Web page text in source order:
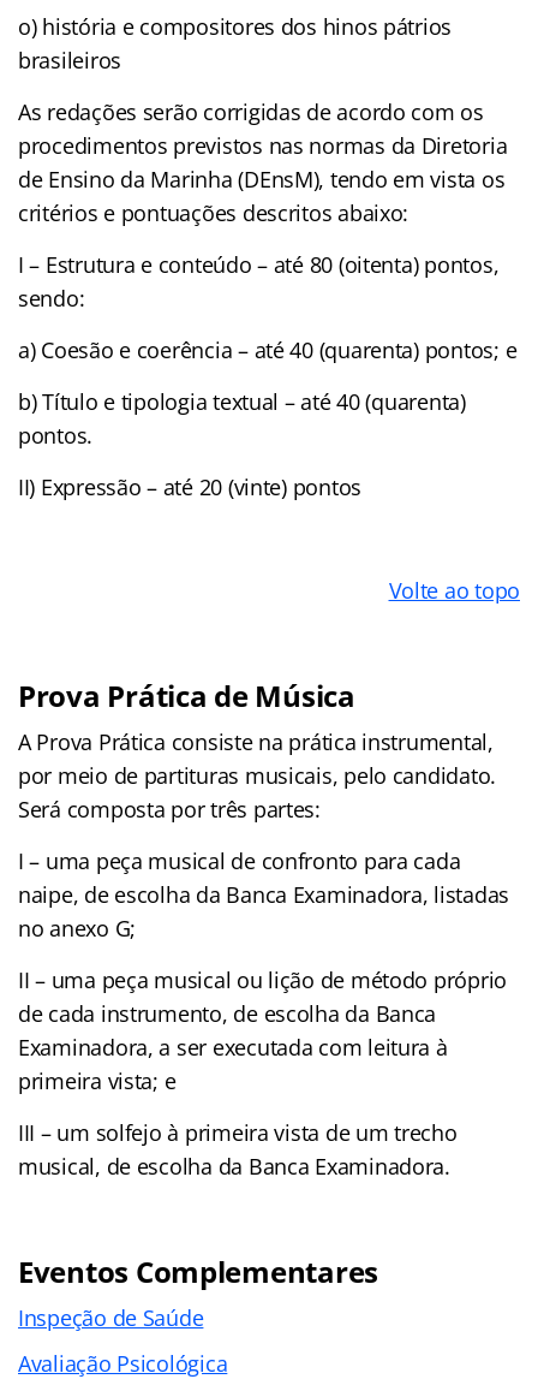
o) história e compositores dos hinos pátrios
brasileiros
As redações serão corrigidas de acordo com os
procedimentos previstos nas normas da Diretoria
de Ensino da Marinha (DEnsM), tendo em vista os
critérios e pontuações descritos abaixo:
I – Estrutura e conteúdo – até 80 (oitenta) pontos,
sendo:
a) Coesão e coerência – até 40 (quarenta) pontos; e
b) Título e tipologia textual – até 40 (quarenta)
pontos.
II) Expressão – até 20 (vinte) pontos
Volte ao topo
Prova Prática de Música
A Prova Prática consiste na prática instrumental,
por meio de partituras musicais, pelo candidato.
Será composta por três partes:
I – uma peça musical de confronto para cada
naipe, de escolha da Banca Examinadora, listadas
no anexo G;
II – uma peça musical ou lição de método próprio
de cada instrumento, de escolha da Banca
Examinadora, a ser executada com leitura à
primeira vista; e
III – um solfejo à primeira vista de um trecho
musical, de escolha da Banca Examinadora.
Eventos Complementares
Inspeção de Saúde
Avaliação Psicológica